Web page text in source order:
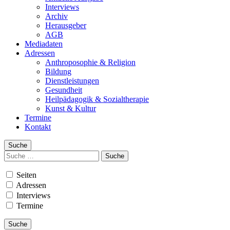
Interviews
Archiv
Herausgeber
AGB
Mediadaten
Adressen
Anthroposophie & Religion
Bildung
Dienstleistungen
Gesundheit
Heilpädagogik & Sozialtherapie
Kunst & Kultur
Termine
Kontakt
Suche
Suchen
nach:
Seiten
Adressen
Interviews
Termine